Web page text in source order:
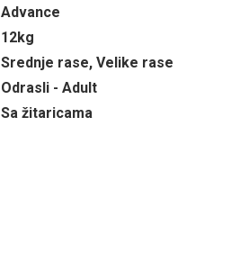
Advance
12kg
Srednje rase, Velike rase
Odrasli - Adult
Sa žitaricama